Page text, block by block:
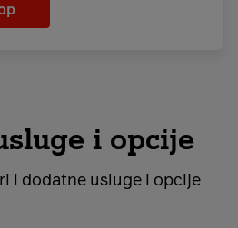
i opcije
i dodatne usluge i opcije